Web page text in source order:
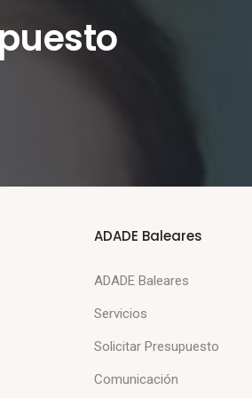
ADADE Baleares
ADADE Baleares
Servicios
Solicitar Presupuesto
Comunicación